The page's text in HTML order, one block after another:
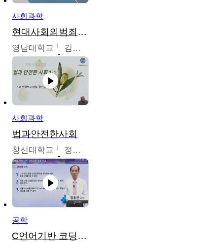
사회과학
현대사회의범죄와형사정책
영남대학교 김혜정
사회과학
법과안전한사회
창신대학교 정연균
공학
C언어기반 코딩교육